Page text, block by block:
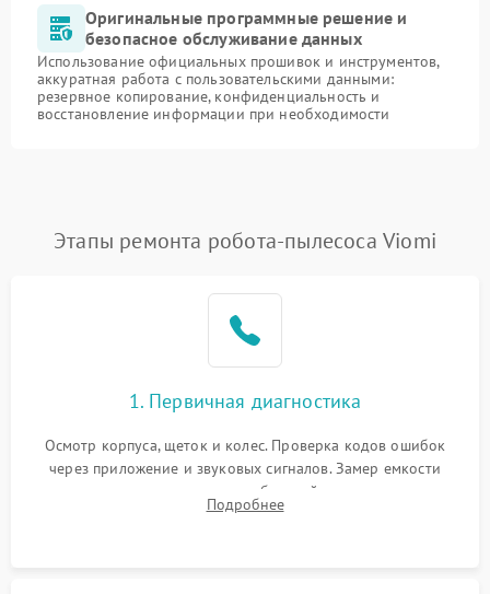
Оригинальные программные решение и
безопасное обслуживание данных
Использование официальных прошивок и инструментов,
аккуратная работа с пользовательскими данными:
резервное копирование, конфиденциальность и
восстановление информации при необходимости
Этапы ремонта робота-пылесоса Viomi
1. Первичная диагностика
Осмотр корпуса, щеток и колес. Проверка кодов ошибок
через приложение и звуковых сигналов. Замер емкости
аккумулятора и тестирование базовой станции зарядки.
Оценка работы лидара, бампера и датчиков падения для
Подробнее